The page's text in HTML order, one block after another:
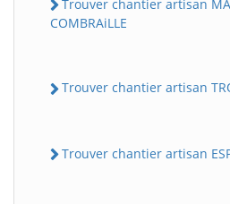
Trouver chantier artisan
COMBRAiLLE
Trouver chantier artisan
Trouver chantier artisan